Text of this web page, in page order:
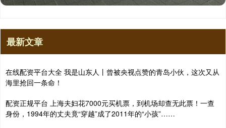
最新文章
在线配资平台大全 我是山东人丨曾被央视点赞的青岛小伙，这次又从
海里抢回一条命！
配资正规平台 上海夫妇花7000元买机票，到机场却查无此票！一查
身份，1994年的丈夫竟“穿越”成了2011年的“小孩”……